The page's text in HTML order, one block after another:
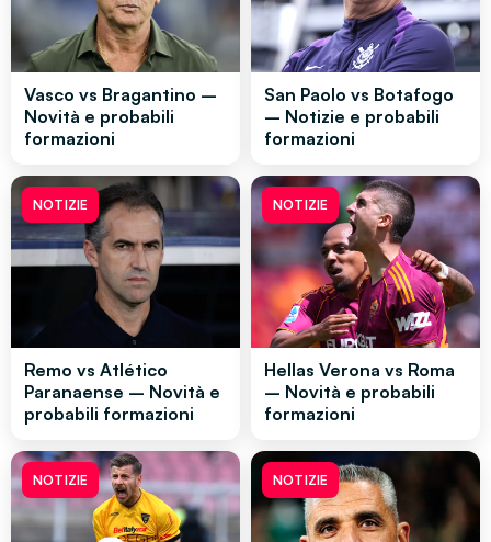
Vasco vs Bragantino –
Novità e probabili
formazioni
San Paolo vs Botafogo
– Notizie e probabili
formazioni
NOTIZIE
Remo vs Atlético
Paranaense – Novità e
probabili formazioni
NOTIZIE
Hellas Verona vs Roma
– Novità e probabili
formazioni
NOTIZIE NOTIZIE